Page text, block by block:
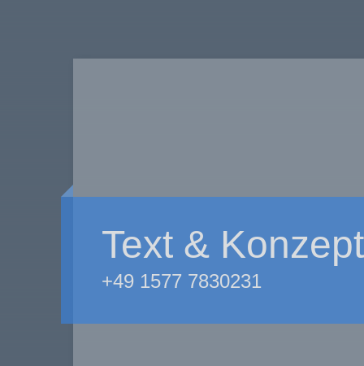
Text &
+49 1577 7830231